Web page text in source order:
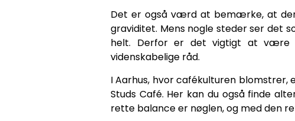
Det er også værd at bemærke, at
graviditet. Mens nogle steder ser det
helt. Derfor er det vigtigt at være
videnskabelige råd.
I Aarhus, hvor cafékulturen blomstrer,
Studs Café. Her kan du også finde
rette balance er nøglen, og med den